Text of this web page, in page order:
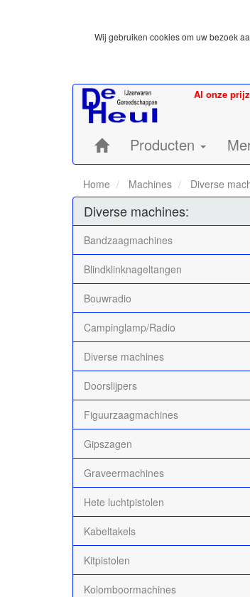
Wij gebruiken cookies om uw bezoek
Al onze
Home:Producten
Home Machines Diverse
Diverse machines:
Bandzaagmachines
Blindklinknageltangen
Bouwradio
Campinglamp/Radio
Diverse machines
Doorslijpers
Figuurzaagmachines
Gipszagen
Graveermachines
Hete luchtpistolen
Kabeltakels
Kitpistolen
Kolomboormachines